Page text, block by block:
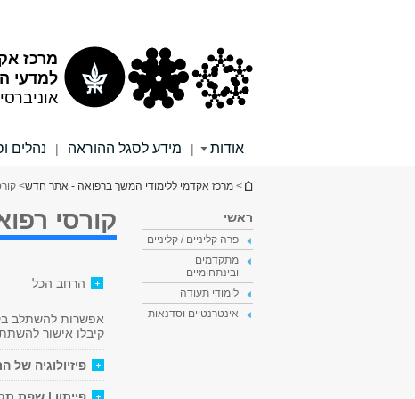
מרכז
למדעי
אודות | מידע לסגל ההוראה | נהלים
הינך נמצא כאן
> מרכז אקדמי ללימודי המשך ברפואה - אתר חדש>
ראשי
פרה קליניים / קליניים
מתקדמים
ובינתחומיים
לימודי תעודה
אינטרנטיים וסדנאות
קורסי
הרחב הכל
אפשרות להשתלב
קיבלו אישור
פיזיולוגיה של